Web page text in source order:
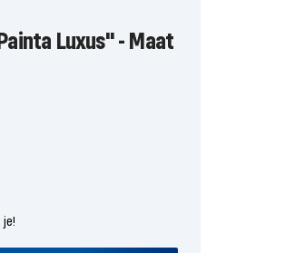
Luxus" - Maat